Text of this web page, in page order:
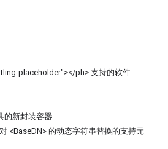
placeholder"></ph> 支持的软件
的新封装容器
<BaseDN> 的动态字符串替换的支持元